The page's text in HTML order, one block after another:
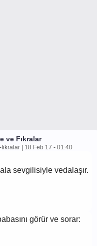
ve Fıkralar
| 18 Feb 17 - 01:40
sevgilisiyle vedalaşır.
görür ve sorar: